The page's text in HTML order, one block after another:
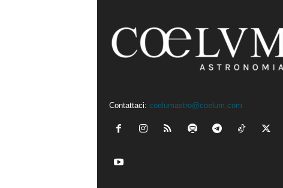
Contattaci: coelumastro@coelum.com